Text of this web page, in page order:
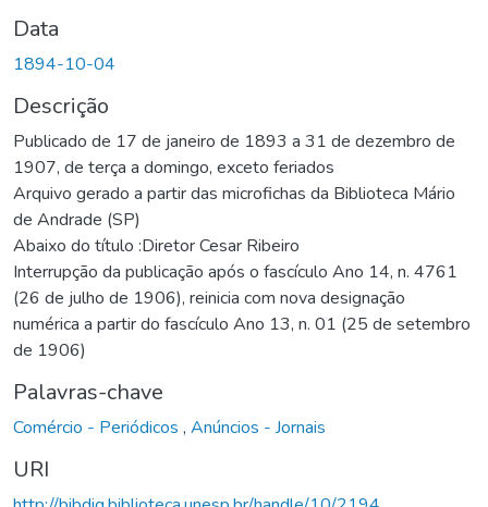
Data
1894-10-04
Descrição
Publicado de 17 de janeiro de 1893 a 31 de dezembro de
1907, de terça a domingo, exceto feriados
Arquivo gerado a partir das microfichas da Biblioteca Mário
de Andrade (SP)
Abaixo do título :Diretor Cesar Ribeiro
Interrupção da publicação após o fascículo Ano 14, n. 4761
(26 de julho de 1906), reinicia com nova designação
numérica a partir do fascículo Ano 13, n. 01 (25 de setembro
de 1906)
Palavras-chave
Comércio - Periódicos , Anúncios - Jornais
URI